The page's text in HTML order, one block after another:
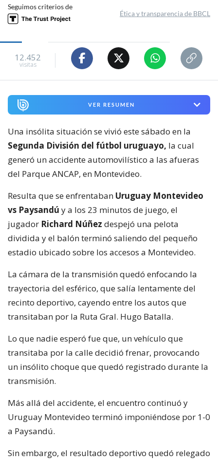
Seguimos criterios de
Ética y transparencia de BBCL
12.452
visitas
VER RESUMEN
Una insólita situación se vivió este sábado en la
Segunda División del fútbol uruguayo, la cual
generó un accidente automovilístico a las afueras
del Parque ANCAP, en Montevideo.
Resulta que se enfrentaban Uruguay Montevideo
vs Paysandú y a los 23 minutos de juego, el
jugador Richard Núñez despejó una pelota
dividida y el balón terminó saliendo del pequeño
estadio ubicado sobre los accesos a Montevideo.
La cámara de la transmisión quedó enfocando la
trayectoria del esférico, que salía lentamente del
recinto deportivo, cayendo entre los autos que
transitaban por la Ruta Gral. Hugo Batalla.
Lo que nadie esperó fue que, un vehículo que
transitaba por la calle decidió frenar, provocando
un insólito choque que quedó registrado durante la
transmisión.
Más allá del accidente, el encuentro continuó y
Uruguay Montevideo terminó imponiéndose por 1-0
a Paysandú.
Sin embargo, el resultado deportivo quedó relegado